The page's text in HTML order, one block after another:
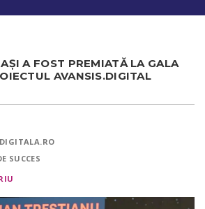
A FOST PREMIATĂ LA GALA
AVANSIS.DIGITAL
SUCCES